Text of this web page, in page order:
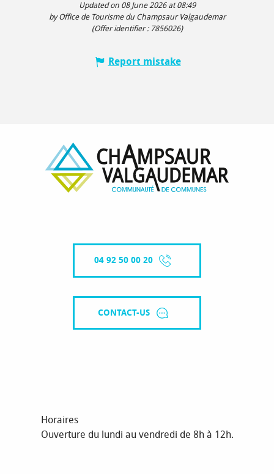
Updated on 08 June 2026 at 08:49
by Office de Tourisme du Champsaur Valgaudemar
(Offer identifier : 7856026)
Report mistake
04 92 50 00 20
CONTACT-US
Horaires
Ouverture du lundi au vendredi de 8h à 12h.